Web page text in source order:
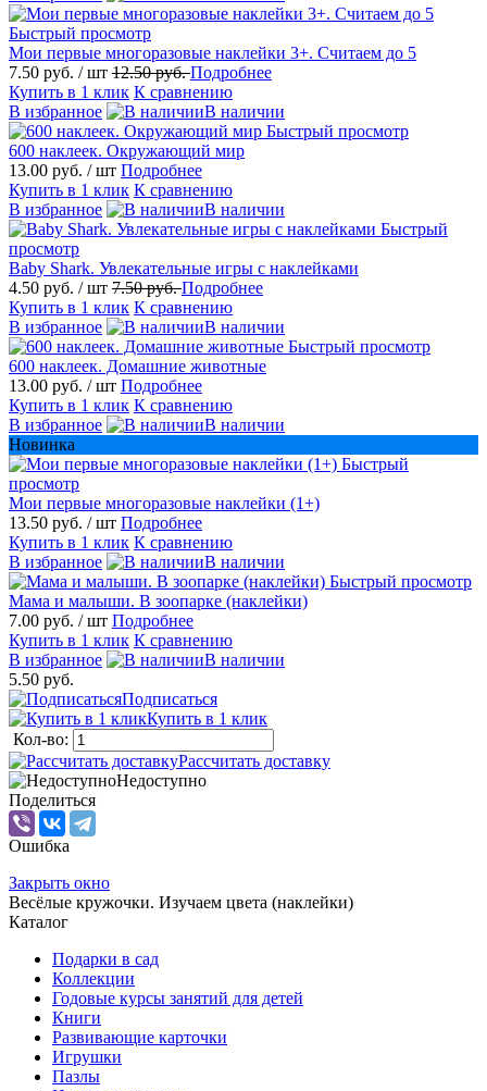
Быстрый просмотр
Мои первые многоразовые наклейки 3+. Считаем до 5
7.50 руб. / шт 12.50 руб.Подробнее
Купить в 1 клик К сравнению
В избранное
В наличии
Быстрый просмотр
600 наклеек. Окружающий мир
13.00 руб. / шт Подробнее
Купить в 1 клик К сравнению
В избранное
В наличии
Быстрый
просмотр
Baby Shark. Увлекательные игры с наклейками
4.50 руб. / шт 7.50 руб.Подробнее
Купить в 1 клик К сравнению
В избранное
В наличии
Быстрый просмотр
600 наклеек. Домашние животные
13.00 руб. / шт Подробнее
Купить в 1 клик К сравнению
В избранное
В наличии
Новинка
Быстрый
просмотр
Мои первые многоразовые наклейки (1+)
13.50 руб. / шт Подробнее
Купить в 1 клик К сравнению
В избранное
В наличии
Быстрый просмотр
Мама и малыши. В зоопарке (наклейки)
7.00 руб. / шт Подробнее
Купить в 1 клик К сравнению
В избранное
В наличии
5.50 руб.
Подписаться
Купить в 1 клик
Кол-во:
Рассчитать доставку
Недоступно
Поделиться
Ошибка
Закрыть окно
Весёлые кружочки. Изучаем цвета (наклейки)
Каталог
Подарки в сад
Коллекции
Годовые курсы занятий для детей
Книги
Развивающие карточки
Игрушки
Пазлы